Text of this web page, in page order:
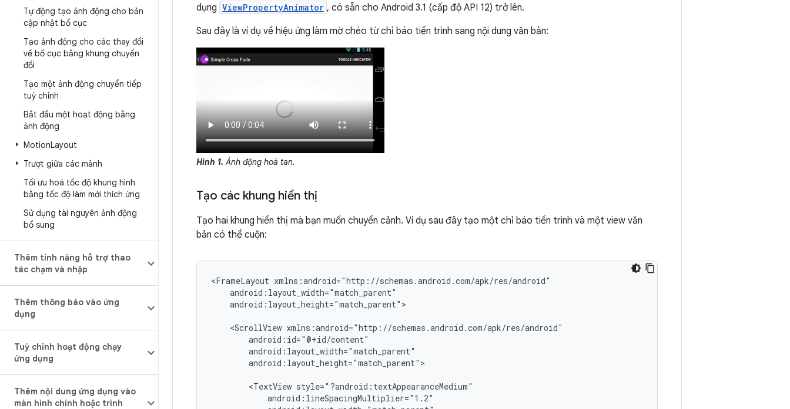
Tự động tạo ảnh động cho bản
cập nhật bố cục
Tạo ảnh động cho các thay đổi
về bố cục bằng khung chuyển
đổi
Tạo một ảnh động chuyển tiếp
tuỳ chỉnh
Bắt đầu một hoạt động bằng
ảnh động
MotionLayout
Trượt giữa các mảnh
Tối ưu hoá tốc độ khung hình
bằng tốc độ làm mới thích ứng
Sử dụng tài nguyên ảnh động
bổ sung
Thêm tính năng hỗ trợ thao
tác chạm và nhập
Thêm thông báo vào ứng
dụng
Tuỳ chỉnh hoạt động chạy
ứng dụng
Thêm nội dung ứng dụng vào
màn hình chính hoặc trình
dụng ViewPropertyAnimator , có sẵn cho Android 3.1 (cấp độ API 12) trở lên.
Sau đây là ví dụ về hiệu ứng làm mờ chéo từ chỉ báo tiến trình sang nội dung văn bản:
Hình 1. Ảnh động hoà tan.
Tạo các khung hiển thị
Tạo hai khung hiển thị mà bạn muốn chuyển cảnh. Ví dụ sau đây tạo một chỉ báo tiến trình và một view văn
bản có thể cuộn:
<FrameLayout
android:layout_height="match_parent">
<ScrollView
android:layout_height="match_parent">
<TextView